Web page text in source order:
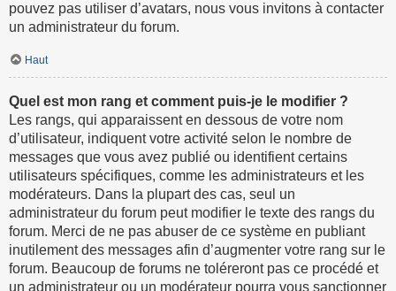
pouvez pas utiliser d’avatars, nous vous invitons à contacter
un administrateur du forum.
Haut
Quel est mon rang et comment puis-je le modifier ?
Les rangs, qui apparaissent en dessous de votre nom
d’utilisateur, indiquent votre activité selon le nombre de
messages que vous avez publié ou identifient certains
utilisateurs spécifiques, comme les administrateurs et les
modérateurs. Dans la plupart des cas, seul un
administrateur du forum peut modifier le texte des rangs du
forum. Merci de ne pas abuser de ce système en publiant
inutilement des messages afin d’augmenter votre rang sur le
forum. Beaucoup de forums ne toléreront pas ce procédé et
un administrateur ou un modérateur pourra vous sanctionner